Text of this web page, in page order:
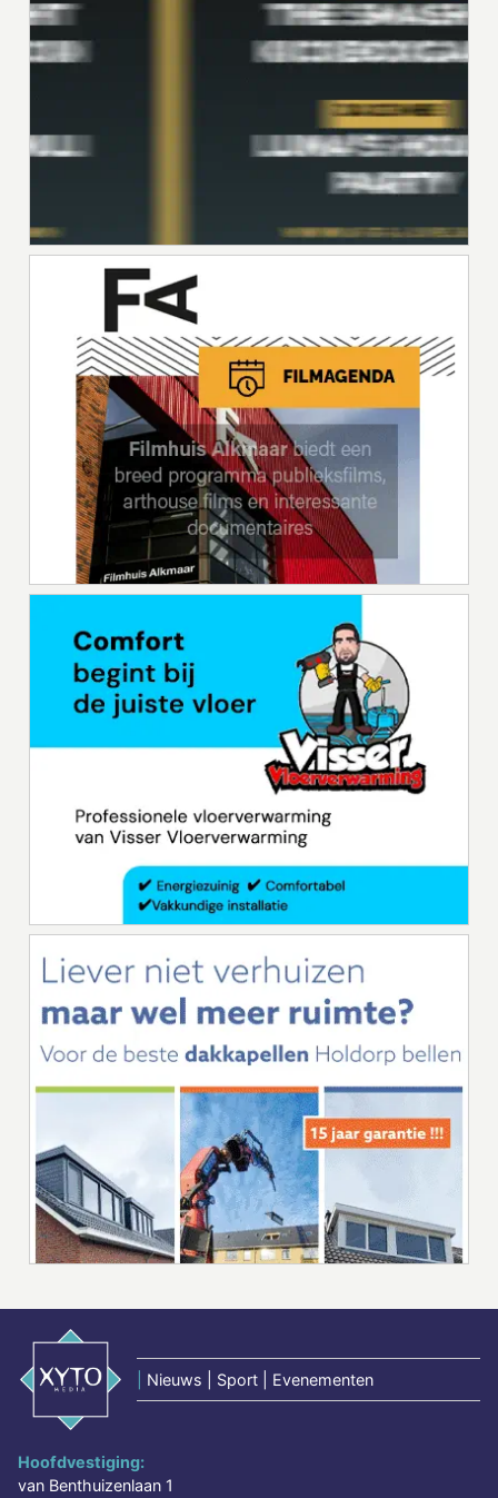
Nieuws | Sport | Evenementen
Hoofdvestiging:
van Benthuizenlaan 1